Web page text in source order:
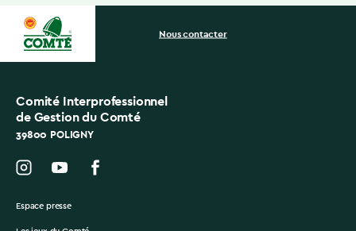
Comité Interprofessionnel
de Gestion du Comté
39800 POLIGNY
Nous contacter
Espace presse